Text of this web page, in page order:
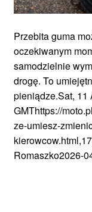
Przebita guma
oczekiwanym
samodzielnie
drogę. To
pieniądze.Sat, 11
GMThttps://
ze-umiesz-
Romaszko2026-